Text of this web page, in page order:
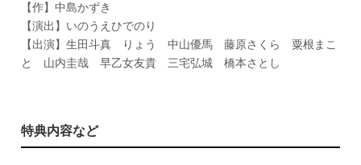
【作】中島かずき
【演出】いのうえひでのり
【出演】生田斗真 りょう 中山優馬 藤原さくら 粟根まこ
と 山内圭哉 早乙女友貴 三宅弘城 橋本さとし
特典内容など